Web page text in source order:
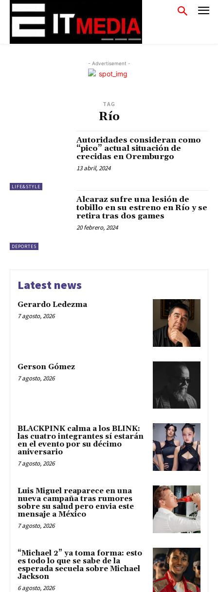
- Advertisement -
TAG
Río
LIFE&STYLE
Autoridades consideran como
“pico” actual situación de
crecidas en Oremburgo
13 abril, 2024
DEPORTES
Alcaraz sufre una lesión de
tobillo en su estreno en Río y se
retira tras dos games
20 febrero, 2024
Latest news
Gerardo Ledezma
7 agosto, 2026
Gerson Gómez
7 agosto, 2026
BLACKPINK calma a los BLINK:
las cuatro integrantes sí estarán
en el evento por su décimo
aniversario
7 agosto, 2026
Luis Miguel reaparece en una
nueva campaña tras rumores
sobre su salud pero envia este
mensaje a México
7 agosto, 2026
“Michael 2” ya toma forma: esto
es todo lo que se sabe de la
esperada secuela sobre Michael
Jackson
6 agosto, 2026